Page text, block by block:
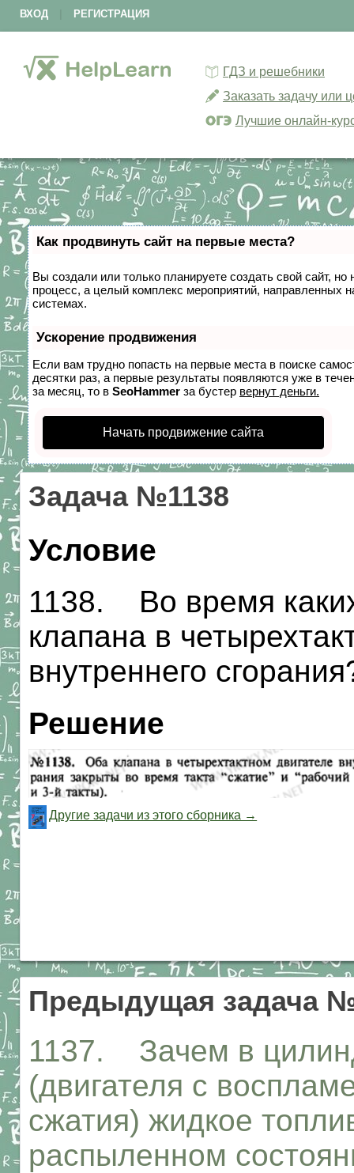
ВХОД РЕГИСТРАЦИЯ
ГДЗ и решебники
Заказать задачу или
Лучшие онлайн-
Как продвинуть сайт на первые места?
Вы создали или только планируете создать свой сайт,
процесс, а целый комплекс мероприятий, направленных
системах.
Ускорение продвижения
Если вам трудно попасть на первые места в поиске
десятки раз, а первые результаты появляются уже в
за месяц, то в SeoHammer за бустер вернут деньги.
Начать продвижение сайта
Задача №1138
Условие
1138. Во время
клапана в
внутреннего
Решение
Другие задачи из этого сборника →
Предыдущая задача
1137. Зачем в
(двигателя с
сжатия) жидкое
распыленном